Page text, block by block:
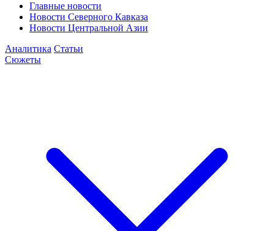
Главные новости
Новости Северного Кавказа
Новости Центральной Азии
Аналитика Статьи
Сюжеты